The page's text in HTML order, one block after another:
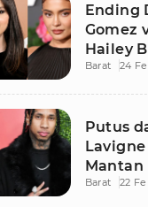
Ending
Gomez
Hailey
Barat 24
Putus
Mantan
Barat 22